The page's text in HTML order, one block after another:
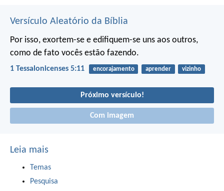
Versículo Aleatório da Bíblia
Por isso, exortem-se e edifiquem-se uns aos outros,
como de fato vocês estão fazendo.
1 Tessalonicenses 5:11 encorajamento aprender vizinho
Próximo versículo!
Com imagem
Leia mais
Temas
Pesquisa